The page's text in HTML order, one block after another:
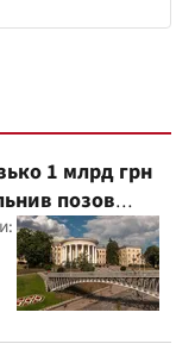
1 млрд грн
позов